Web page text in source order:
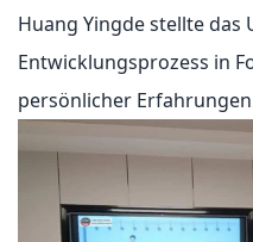
Huang Yingde stellte das
Entwicklungsprozess in
persönlicher